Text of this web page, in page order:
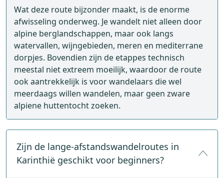
Wat deze route bijzonder maakt, is de enorme
afwisseling onderweg. Je wandelt niet alleen door
alpine berglandschappen, maar ook langs
watervallen, wijngebieden, meren en mediterrane
dorpjes. Bovendien zijn de etappes technisch
meestal niet extreem moeilijk, waardoor de route
ook aantrekkelijk is voor wandelaars die wel
meerdaags willen wandelen, maar geen zware
alpiene huttentocht zoeken.
Zijn de lange-afstandswandelroutes in
Karinthië geschikt voor beginners?